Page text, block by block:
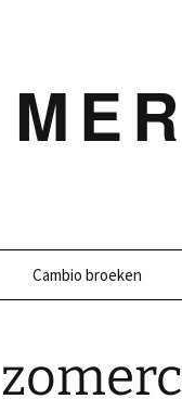
Cambio broeken